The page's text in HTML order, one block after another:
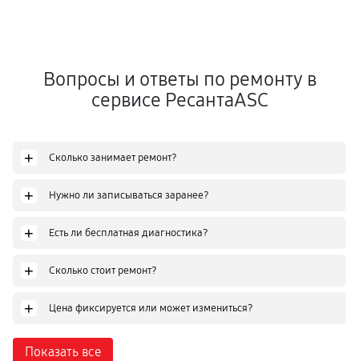
Вопросы и ответы по ремонту в
сервисе РесантаASC
+ Сколько занимает ремонт?
+ Нужно ли записываться заранее?
+ Есть ли бесплатная диагностика?
+ Сколько стоит ремонт?
+ Цена фиксируется или может измениться?
Показать все